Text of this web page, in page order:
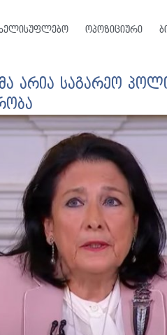
ოპოზიციური
არია საგარეო